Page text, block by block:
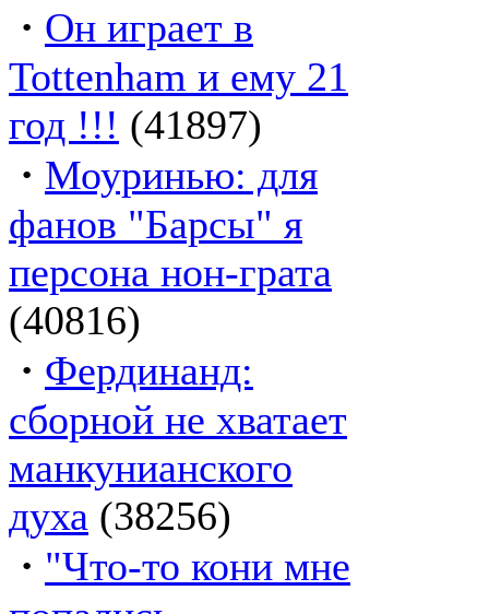
· Он играет в
Tottenham и ему 21
год !!! (41897)
· Моуринью: для
фанов "Барсы" я
персона нон-грата
(40816)
· Фердинанд:
сборной не хватает
манкунианского
духа (38256)
· "Что-то кони мне